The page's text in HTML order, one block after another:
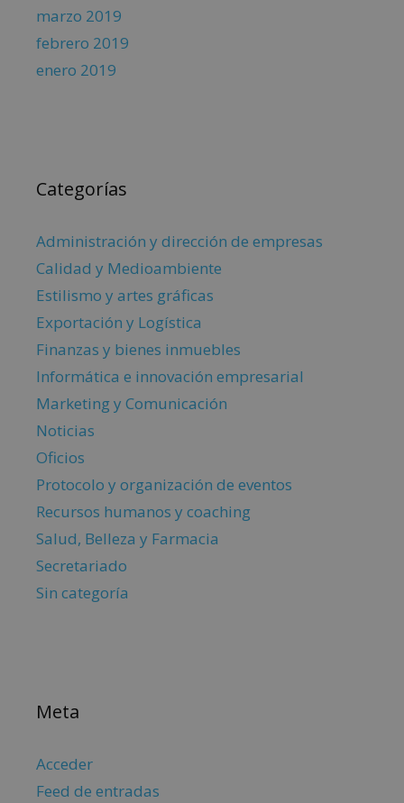
marzo 2019
febrero 2019
enero 2019
Categorías
Administración y dirección de empresas
Calidad y Medioambiente
Estilismo y artes gráficas
Exportación y Logística
Finanzas y bienes inmuebles
Informática e innovación empresarial
Marketing y Comunicación
Noticias
Oficios
Protocolo y organización de eventos
Recursos humanos y coaching
Salud, Belleza y Farmacia
Secretariado
Sin categoría
Meta
Acceder
Feed de entradas